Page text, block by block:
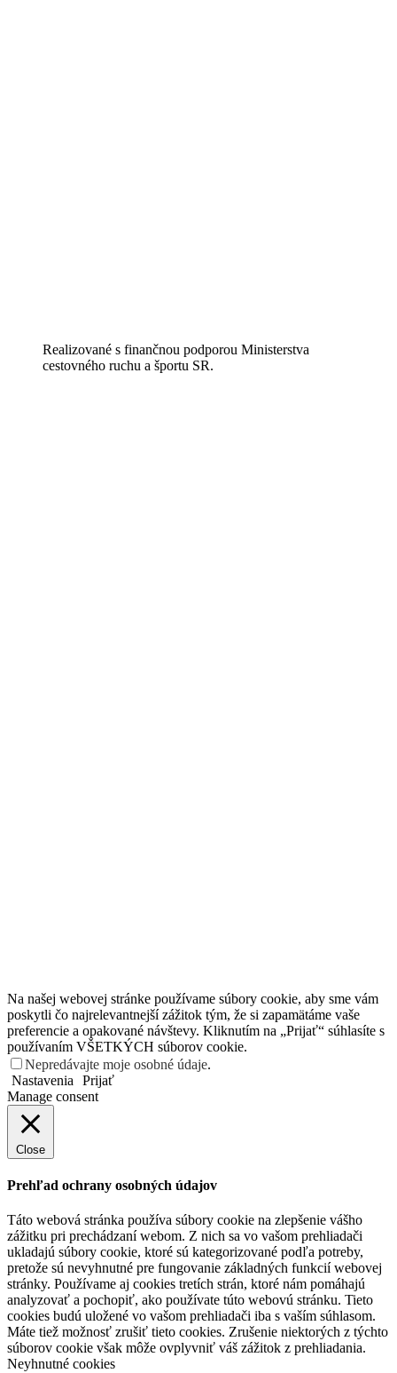
Realizované s finančnou podporou Ministerstva
cestovného ruchu a športu SR.
Na našej webovej stránke používame súbory cookie, aby sme vám
poskytli čo najrelevantnejší zážitok tým, že si zapamätáme vaše
preferencie a opakované návštevy. Kliknutím na „Prijať“ súhlasíte s
používaním VŠETKÝCH súborov cookie.
Nepredávajte moje osobné údaje.
Nastavenia
Prijať
Manage consent
Close
Prehľad ochrany osobných údajov
Táto webová stránka používa súbory cookie na zlepšenie vášho
zážitku pri prechádzaní webom. Z nich sa vo vašom prehliadači
ukladajú súbory cookie, ktoré sú kategorizované podľa potreby,
pretože sú nevyhnutné pre fungovanie základných funkcií webovej
stránky. Používame aj cookies tretích strán, ktoré nám pomáhajú
analyzovať a pochopiť, ako používate túto webovú stránku. Tieto
cookies budú uložené vo vašom prehliadači iba s vaším súhlasom.
Máte tiež možnosť zrušiť tieto cookies. Zrušenie niektorých z týchto
súborov cookie však môže ovplyvniť váš zážitok z prehliadania.
Neyhnutné cookies